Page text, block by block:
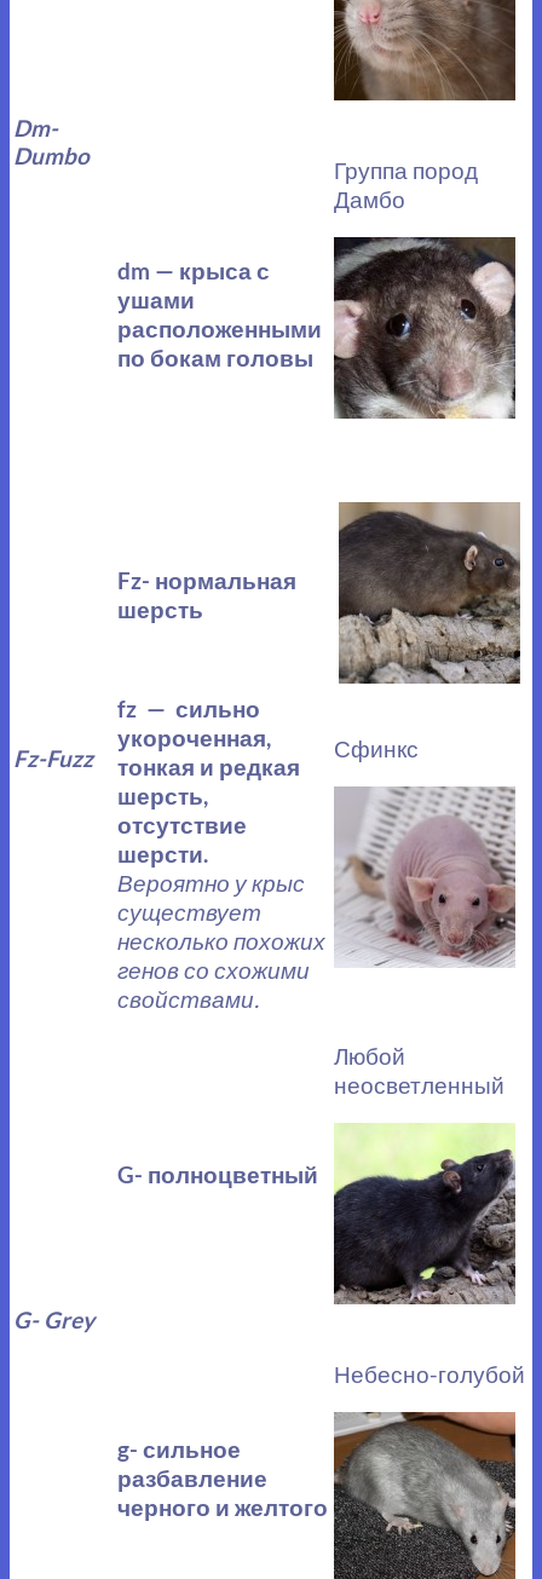
Dm-
Dumbo
dm — крыса с
ушами
расположенными
по бокам головы
Группа пород
Дамбо
Fz-Fuzz
Fz- нормальная
шерсть
fz — сильно
укороченная,
тонкая и редкая
шерсть,
отсутствие
шерсти.
Вероятно у крыс
существует
несколько похожих
генов со схожими
свойствами.
Сфинкс
G- Grey
G- полноцветный
Любой
неосветленный
g- сильное
разбавление
черного и желтого
Небесно-голубой